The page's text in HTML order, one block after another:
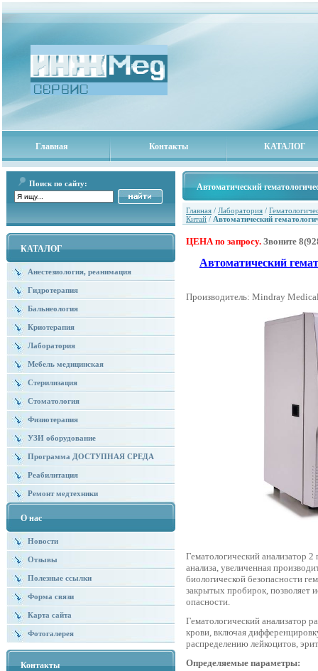
Главная Контакты КАТАЛОГ
Поиск по сайту:
КАТАЛОГ
Анестезиология, реанимация
Гидротерапия
Бальнеология
Криотерапия
Лаборатория
Мебель медицинская
Стерилизация
Стоматология
Физиотерапия
УЗИ оборудование
Программа ДОСТУПНАЯ СРЕДА
Реабилитация
Ремонт медтехники
О нас
Новости
Отзывы
Полезные ссылки
Форма связи
Карта сайта
Фотогалерея
Контакты
Автоматический
Главная / Лаборатория /
Китай / Автоматический
ЦЕНА по запросу. Звоните
Автоматический
Производитель: Mindray
Гематологический анализатор
анализа, увеличенная
биологической безопасности
закрытых пробирок, позволяет
опасности.
Гематологический анализатор
крови, включая
распределению лейкоцитов,
Определяемые параметры: